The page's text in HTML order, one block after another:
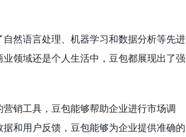
然语言处理、机器学习和数据分析等先进
领域还是个人生活中，豆包都展现出了强
销工具，豆包能够帮助企业进行市场调
和用户反馈，豆包能够为企业提供准确的